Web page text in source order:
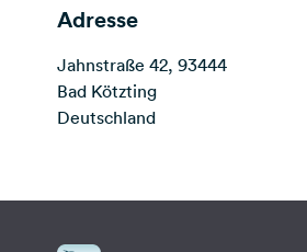
Adresse
Jahnstraße 42, 93444
Bad Kötzting
Deutschland